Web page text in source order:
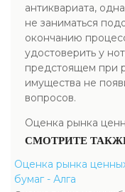
антиквариата,
не заниматься
окончанию
удостоверить у
предстоящем при
имущества не
вопросов.
Оценка рынка
СМОТРИТЕ
Оценка рынка
бумаг - Алга